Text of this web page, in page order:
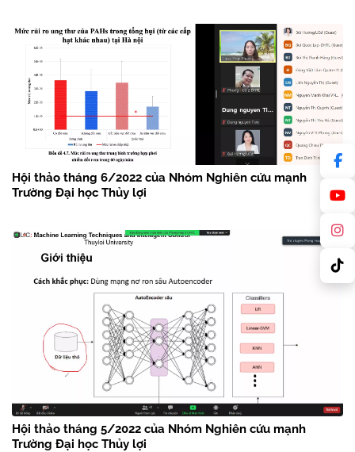
Hội thảo tháng 6/2022 của Nhóm Nghiên cứu mạnh
Trường Đại học Thủy lợi
Hội thảo tháng 5/2022 của Nhóm Nghiên cứu mạnh
Trường Đại học Thủy lợi